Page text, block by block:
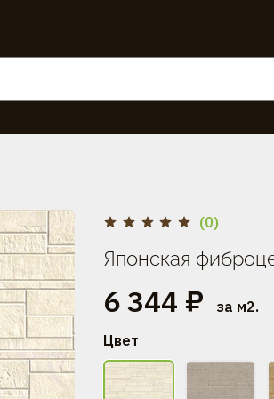
(0)
Японская
6 344 ₽ за м2.
Цвет